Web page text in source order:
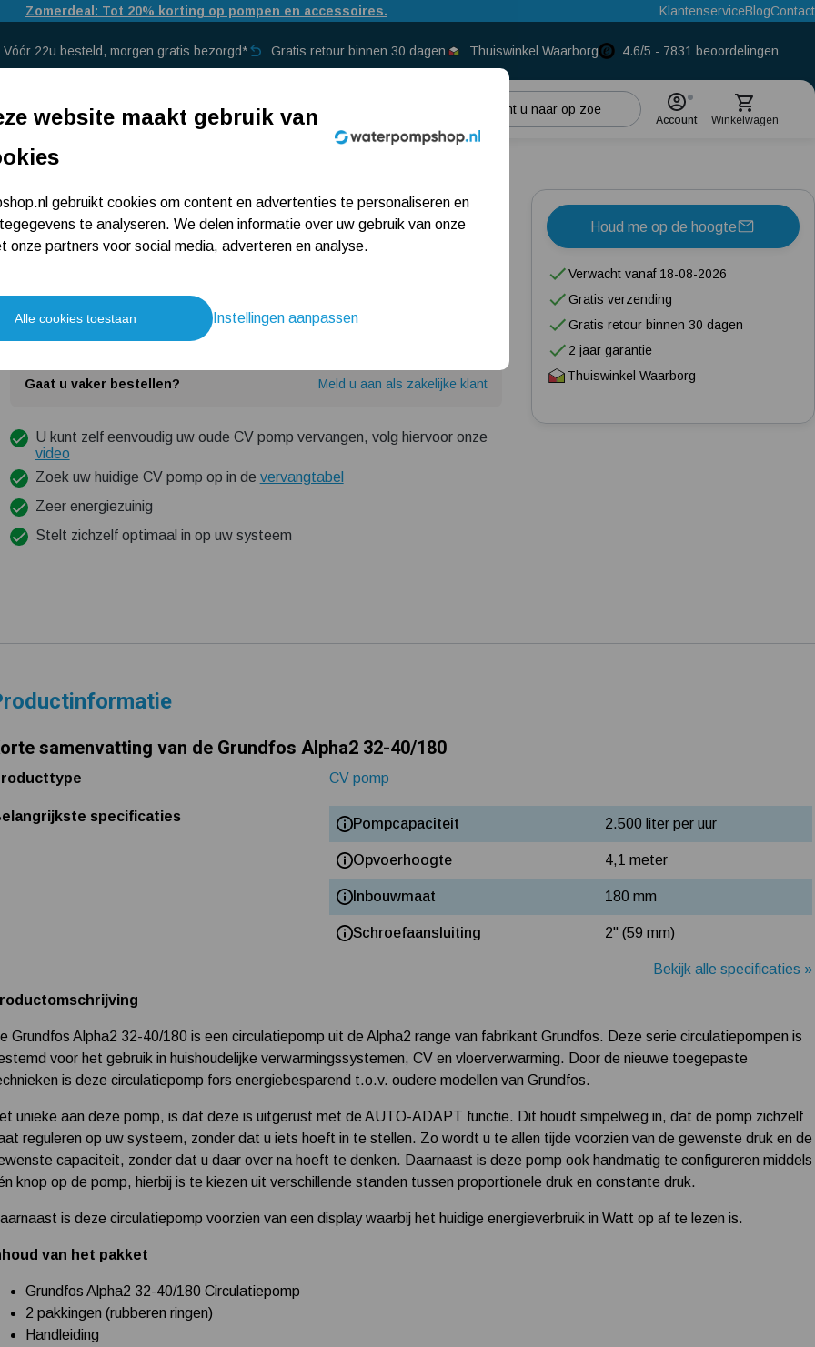
Door drukte bij PostNL kan bezorging iets langer duren dan normaal. KlantenserviceBlogContact
Vóór 22u besteld, morgen gratis bezorgd* Gratis retour binnen 30 dagen Thuiswinkel Waarborg 4.6/5 - 7831 beoordelingen
→
Beregeningspomp
Meest gelezen blogs
Tuin besproeien? Lees hier welke tuinpomp u nodig heeft
Account Winkelwagen
Grundfos Alpha2 32-
399,-
Gaat u vaker bestellen? Meld u aan als zakelijke klant
U kunt zelf eenvoudig uw oude CV pomp vervangen, volg hiervoor onze
video
Zoek uw huidige CV pomp op in de vervangtabel
Zeer energiezuinig
Stelt zichzelf optimaal in op uw systeem
Houd me op de hoogte
Verwacht vanaf 18-08-2026
Gratis verzending
Gratis retour binnen 30 dagen
2 jaar garantie
Thuiswinkel Waarborg
samenvatting van de Grundfos Alpha2 32-40/180
CV pomp
specificaties Pompcapaciteit 2.500 liter per uur
Opvoerhoogte 4,1 meter
Inbouwmaat 180 mm
Schroefaansluiting 2" (59 mm)
Bekijk alle specificaties »
Grundfos Alpha2 32-40/180 is een circulatiepomp uit de Alpha2 range van fabrikant Grundfos. Deze serie circulatiepompen is
voor het gebruik in huishoudelijke verwarmingssystemen, CV en vloerverwarming. Door de nieuwe toegepaste
is deze circulatiepomp fors energiebesparend t.o.v. oudere modellen van Grundfos.
unieke aan deze pomp, is dat deze is uitgerust met de AUTO-ADAPT functie. Dit houdt simpelweg in, dat de pomp zichzelf
reguleren op uw systeem, zonder dat u iets hoeft in te stellen. Zo wordt u te allen tijde voorzien van de gewenste druk en de
capaciteit, zonder dat u daar over na hoeft te denken. Daarnaast is deze pomp ook handmatig te configureren middels
knop op de pomp, hierbij is te kiezen uit verschillende standen tussen proportionele druk en constante druk.
is deze circulatiepomp voorzien van een display waarbij het huidige energieverbruik in Watt op af te lezen is.
van het pakket
Grundfos Alpha2 32-40/180 Circulatiepomp
2 pakkingen (rubberen ringen)
Handleiding
website maakt gebruik van
gebruikt cookies om content en advertenties te personaliseren en
te analyseren. We delen informatie over uw gebruik van onze
onze partners voor social media, adverteren en analyse.
Alle cookies toestaan Instellingen aanpassen